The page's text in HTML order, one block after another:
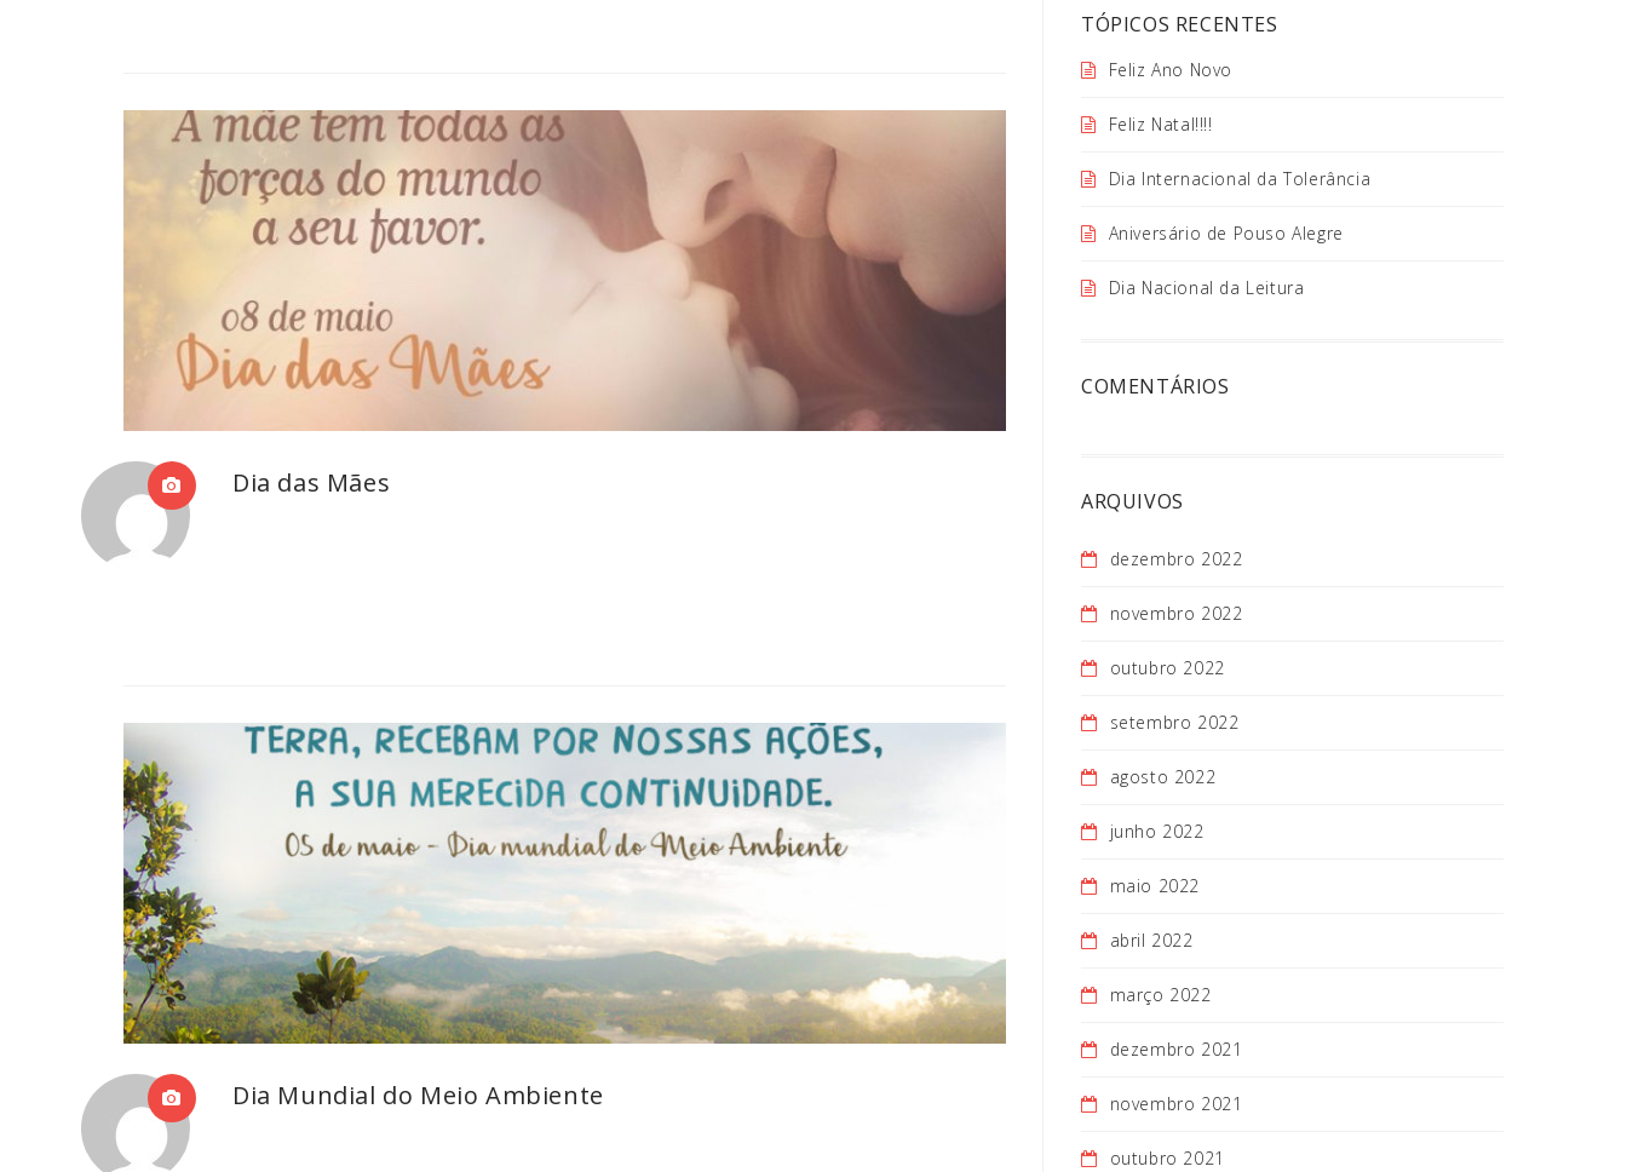
Dia das Mães
Dia Mundial do Meio Ambiente
TÓPICOS RECENTES
Feliz Ano Novo
Feliz Natal!!!!
Dia Internacional da Tolerância
Aniversário de Pouso Alegre
Dia Nacional da Leitura
COMENTÁRIOS
ARQUIVOS
dezembro 2022
novembro 2022
outubro 2022
setembro 2022
agosto 2022
junho 2022
maio 2022
abril 2022
março 2022
dezembro 2021
novembro 2021
outubro 2021